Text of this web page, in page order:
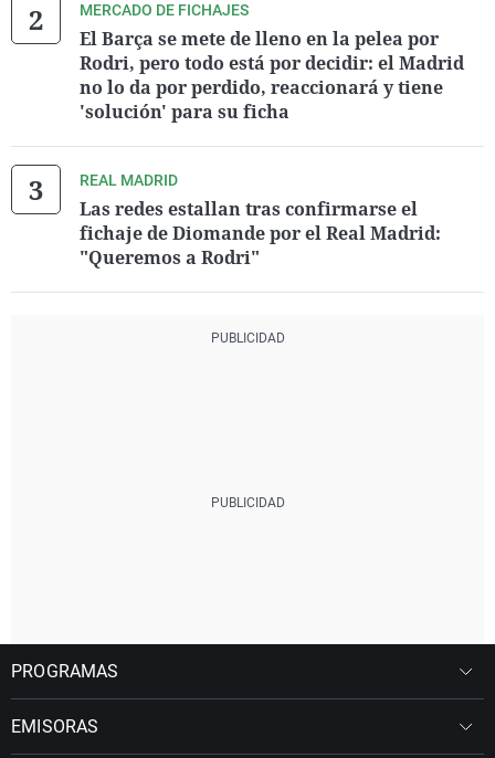
MERCADO DE FICHAJES
El Barça se mete de lleno en la pelea por
Rodri, pero todo está por decidir: el Madrid
no lo da por perdido, reaccionará y tiene
'solución' para su ficha
REAL MADRID
Las redes estallan tras confirmarse el
fichaje de Diomande por el Real Madrid:
"Queremos a Rodri"
PROGRAMAS
EMISORAS